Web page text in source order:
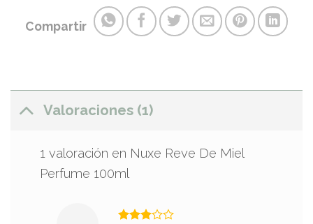
Compartir
Valoraciones (1)
1 valoración en Nuxe Reve De Miel
Perfume 100ml